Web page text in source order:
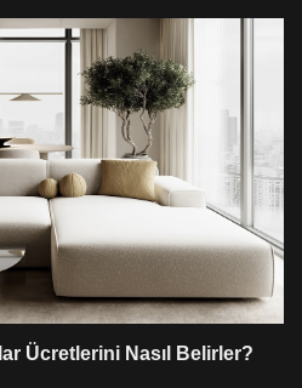
Ücretlerini Nasıl Belirler?